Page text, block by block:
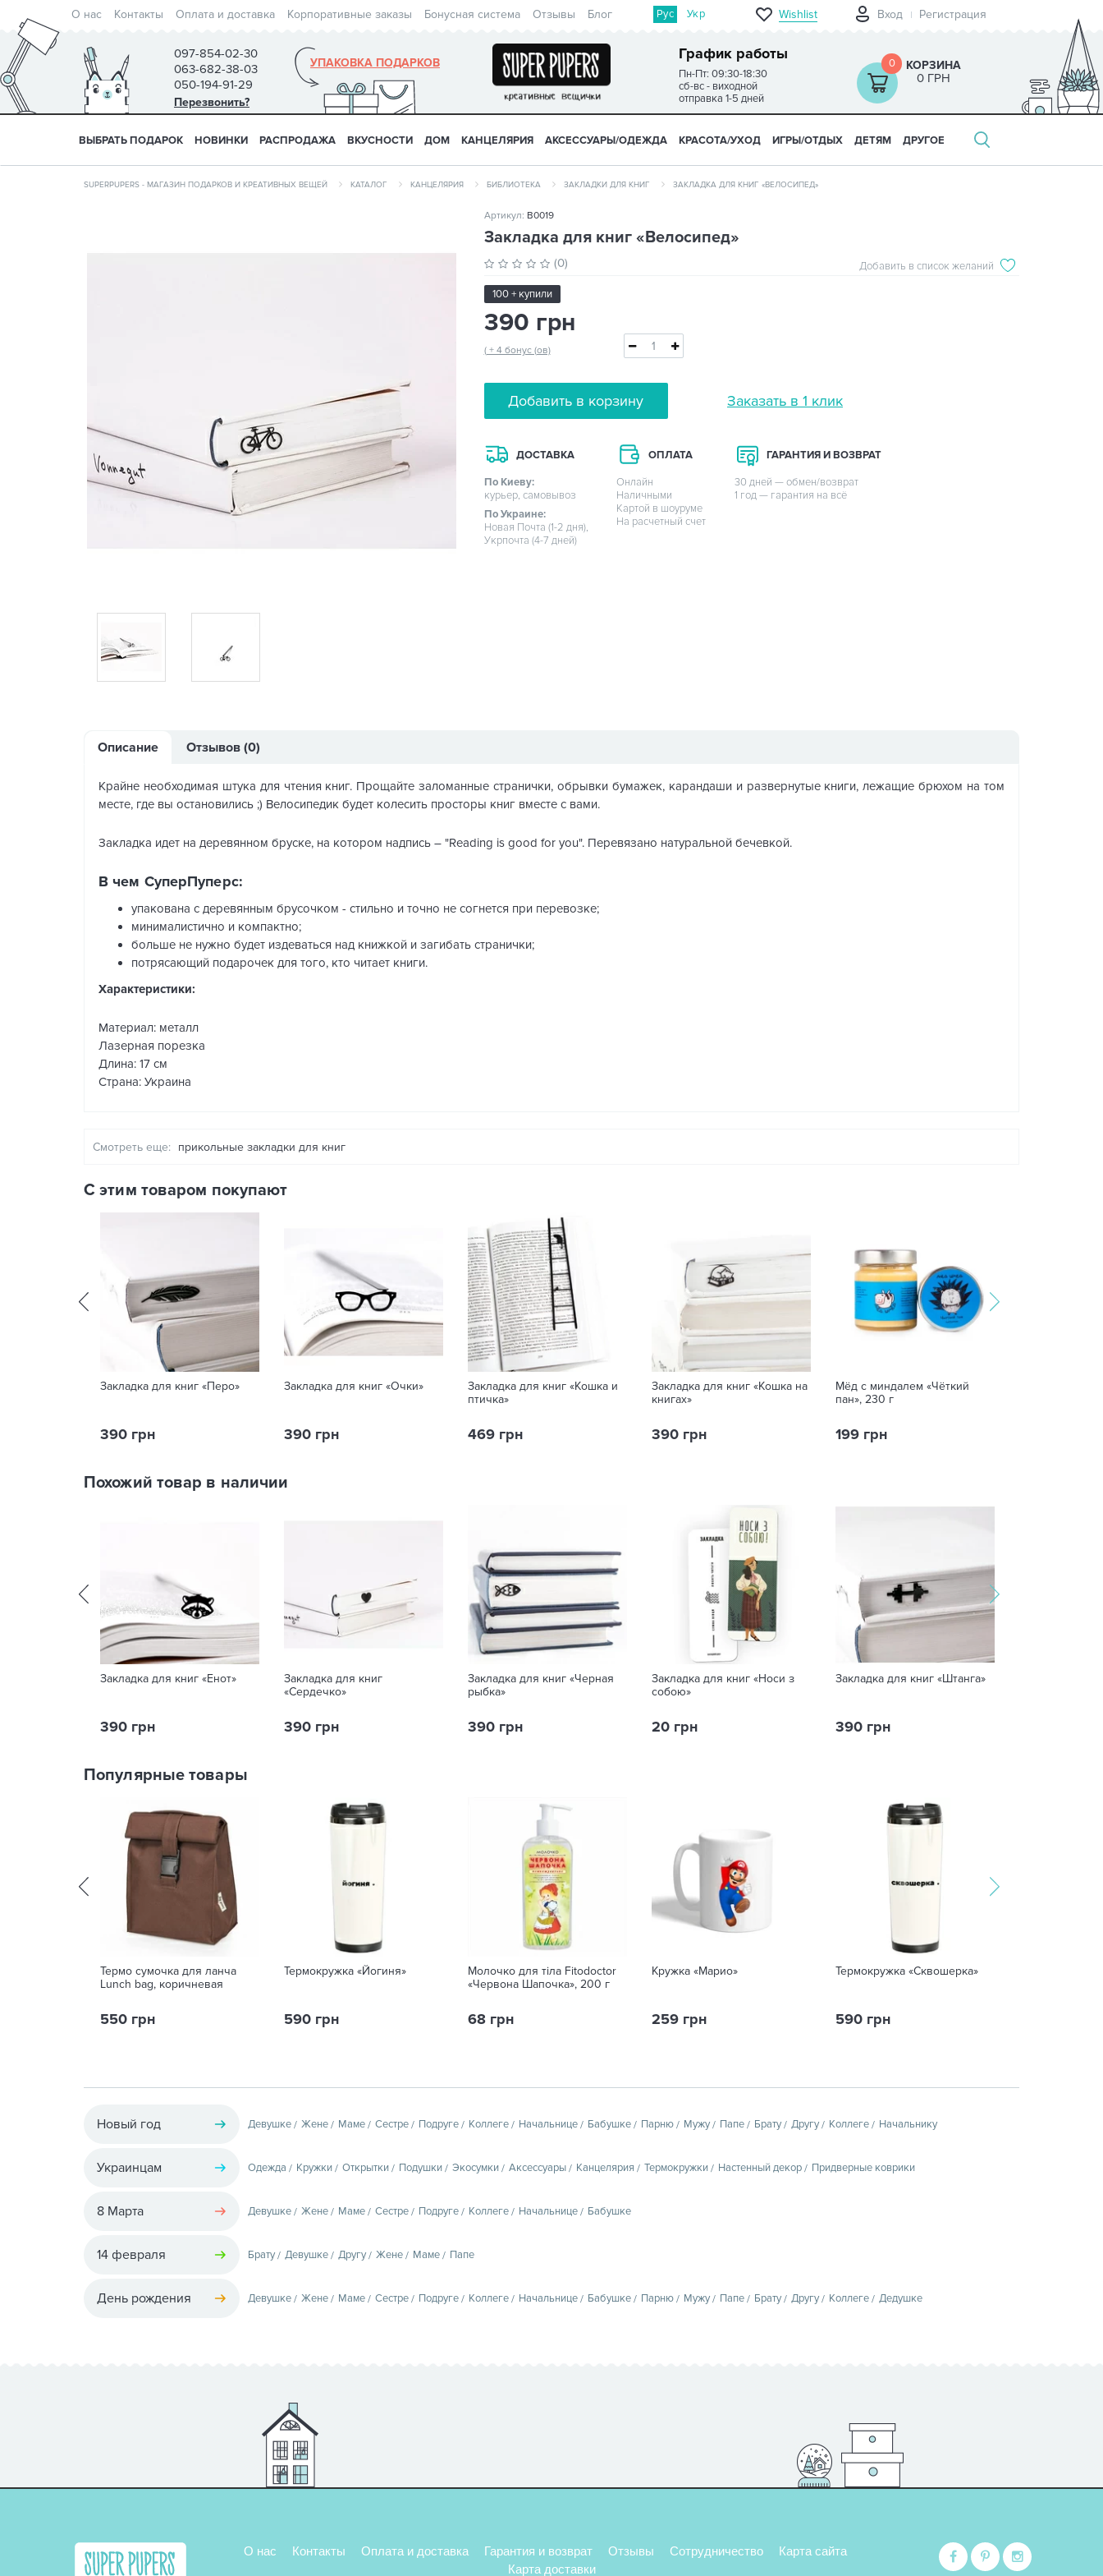
О нас Контакты Оплата и доставка Корпоративные заказы Бонусная система Отзывы Блог Рус Укр Wishlist Вход Регистрация
097-854-02-30
063-682-38-03
050-194-91-29
Перезвонить?
График работы
Пн-Пт: 09:30-18:30
сб-вс - виходной
отправка 1-5 дней
УПАКОВКА ПОДАРКОВ 0 КОРЗИНА
0 ГРН
ВЫБРАТЬ ПОДАРОК НОВИНКИ РАСПРОДАЖА ВКУСНОСТИ ДОМ КАНЦЕЛЯРИЯ АКСЕССУАРЫ/ОДЕЖДА КРАСОТА/УХОД ИГРЫ/ОТДЫХ ДЕТЯМ ДРУГОЕ
SUPERPUPERS - МАГАЗИН ПОДАРКОВ И КРЕАТИВНЫХ ВЕЩЕЙ КАТАЛОГ КАНЦЕЛЯРИЯ БИБЛИОТЕКА ЗАКЛАДКИ ДЛЯ КНИГ ЗАКЛАДКА ДЛЯ КНИГ «ВЕЛОСИПЕД»
Артикул: B0019
Закладка для книг «Велосипед»
(0) Добавить в список желаний
100 + купили
390 грн
( + 4 бонус (ов)
Добавить в корзину Заказать в 1 клик
ДОСТАВКА
По Киеву:
курьер, самовывоз
По Украине:
Новая Почта (1-2 дня),
Укрпочта (4-7 дней)
ОПЛАТА
Онлайн
Наличными
Картой в шоуруме
На расчетный счет
ГАРАНТИЯ И ВОЗВРАТ
30 дней — обмен/возврат
1 год — гарантия на всё
Описание Отзывов (0)
Крайне необходимая штука для чтения книг. Прощайте заломанные странички, обрывки бумажек, карандаши и развернутые книги, лежащие брюхом на том
месте, где вы остановились ;) Велосипедик будет колесить просторы книг вместе с вами.
Закладка идет на деревянном бруске, на котором надпись – "Reading is good for you". Перевязано натуральной бечевкой.
В чем СуперПуперс:
упакована с деревянным брусочком - стильно и точно не согнется при перевозке;
минималистично и компактно;
больше не нужно будет издеваться над книжкой и загибать странички;
потрясающий подарочек для того, кто читает книги.
Характеристики:
Материал: металл
Лазерная порезка
Длина: 17 см
Страна: Украина
Смотреть еще: прикольные закладки для книг
С этим товаром покупают
Закладка для книг «Перо»
390 грн
Закладка для книг «Очки»
390 грн
Закладка для книг «Кошка и
птичка»
469 грн
Закладка для книг «Кошка на
книгах»
390 грн
Мёд с миндалем «Чёткий
пан», 230 г
199 грн
Похожий товар в наличии
Закладка для книг «Енот»
390 грн
Закладка для книг
«Сердечко»
390 грн
Закладка для книг «Черная
рыбка»
390 грн
Закладка для книг «Носи з
собою»
20 грн
Закладка для книг «Штанга»
390 грн
Популярные товары
Термо сумочка для ланча
Lunch bag, коричневая
550 грн
Термокружка «Йогиня»
590 грн
Молочко для тіла Fitodoctor
«Червона Шапочка», 200 г
68 грн
Кружка «Марио»
259 грн
Термокружка «Сквошерка»
590 грн
Новый год Девушке Жене Маме Сестре Подруге Коллеге Начальнице Бабушке Парню Мужу Папе Брату Другу Коллеге Начальнику
Украинцам Одежда Кружки Открытки Подушки Экосумки Аксессуары Канцелярия Термокружки Настенный декор Придверные коврики
8 Марта Девушке Жене Маме Сестре Подруге Коллеге Начальнице Бабушке
14 февраля Брату Девушке Другу Жене Маме Папе
День рождения Девушке Жене Маме Сестре Подруге Коллеге Начальнице Бабушке Парню Мужу Папе Брату Другу Коллеге Дедушке
О нас Контакты Оплата и доставка Гарантия и возврат Отзывы Сотрудничество
Карта сайта
Карта доставки